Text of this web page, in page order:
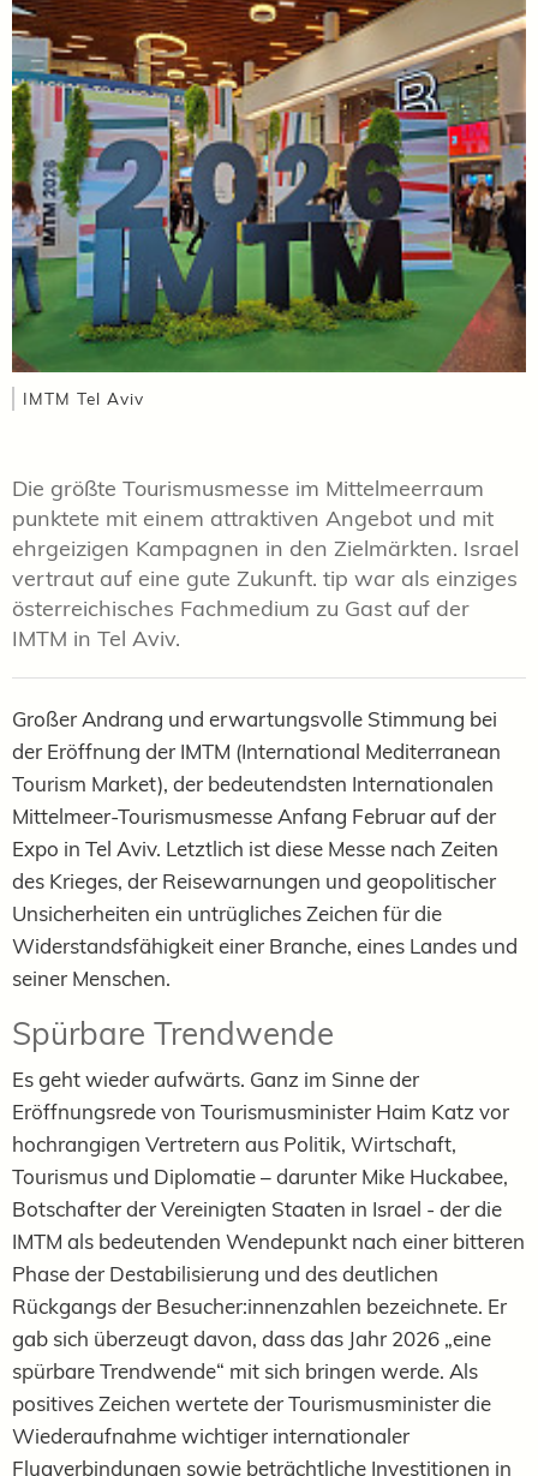
IMTM Tel Aviv
Die größte Tourismusmesse im Mittelmeerraum
punktete mit einem attraktiven Angebot und mit
ehrgeizigen Kampagnen in den Zielmärkten. Israel
vertraut auf eine gute Zukunft. tip war als einziges
österreichisches Fachmedium zu Gast auf der
IMTM in Tel Aviv.
Großer Andrang und erwartungsvolle Stimmung bei
der Eröffnung der IMTM (International Mediterranean
Tourism Market), der bedeutendsten Internationalen
Mittelmeer-Tourismusmesse Anfang Februar auf der
Expo in Tel Aviv. Letztlich ist diese Messe nach Zeiten
des Krieges, der Reisewarnungen und geopolitischer
Unsicherheiten ein untrügliches Zeichen für die
Widerstandsfähigkeit einer Branche, eines Landes und
seiner Menschen.
Spürbare Trendwende
Es geht wieder aufwärts. Ganz im Sinne der
Eröffnungsrede von Tourismusminister Haim Katz vor
hochrangigen Vertretern aus Politik, Wirtschaft,
Tourismus und Diplomatie – darunter Mike Huckabee,
Botschafter der Vereinigten Staaten in Israel - der die
IMTM als bedeutenden Wendepunkt nach einer bitteren
Phase der Destabilisierung und des deutlichen
Rückgangs der Besucher:innenzahlen bezeichnete. Er
gab sich überzeugt davon, dass das Jahr 2026 „eine
spürbare Trendwende“ mit sich bringen werde. Als
positives Zeichen wertete der Tourismusminister die
Wiederaufnahme wichtiger internationaler
Flugverbindungen sowie beträchtliche Investitionen in